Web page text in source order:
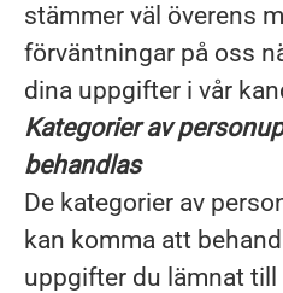
stämmer väl överens
förväntningar på oss
dina uppgifter i vår
Kategorier av
behandlas
De kategorier av
kan komma att
uppgifter du lämnat till